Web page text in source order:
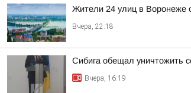
Жители 24 улиц в Воронеже
Вчера, 22:18
Сибига обещал уничтожить
Вчера, 16:19